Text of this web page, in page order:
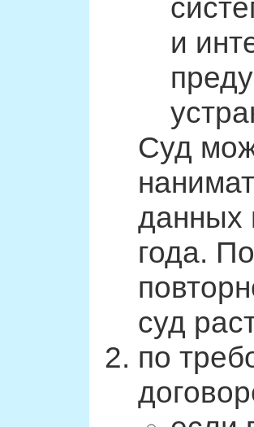
и
Суд
данных
года.
суд
по